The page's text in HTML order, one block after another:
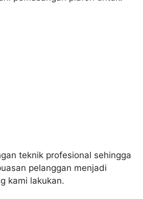
teknik profesional sehingga
pelanggan menjadi
kami lakukan.